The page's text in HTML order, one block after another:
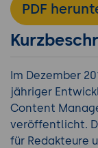
PDF
Im Dezember
jähriger
Content
veröffentlicht.
für Redakteure